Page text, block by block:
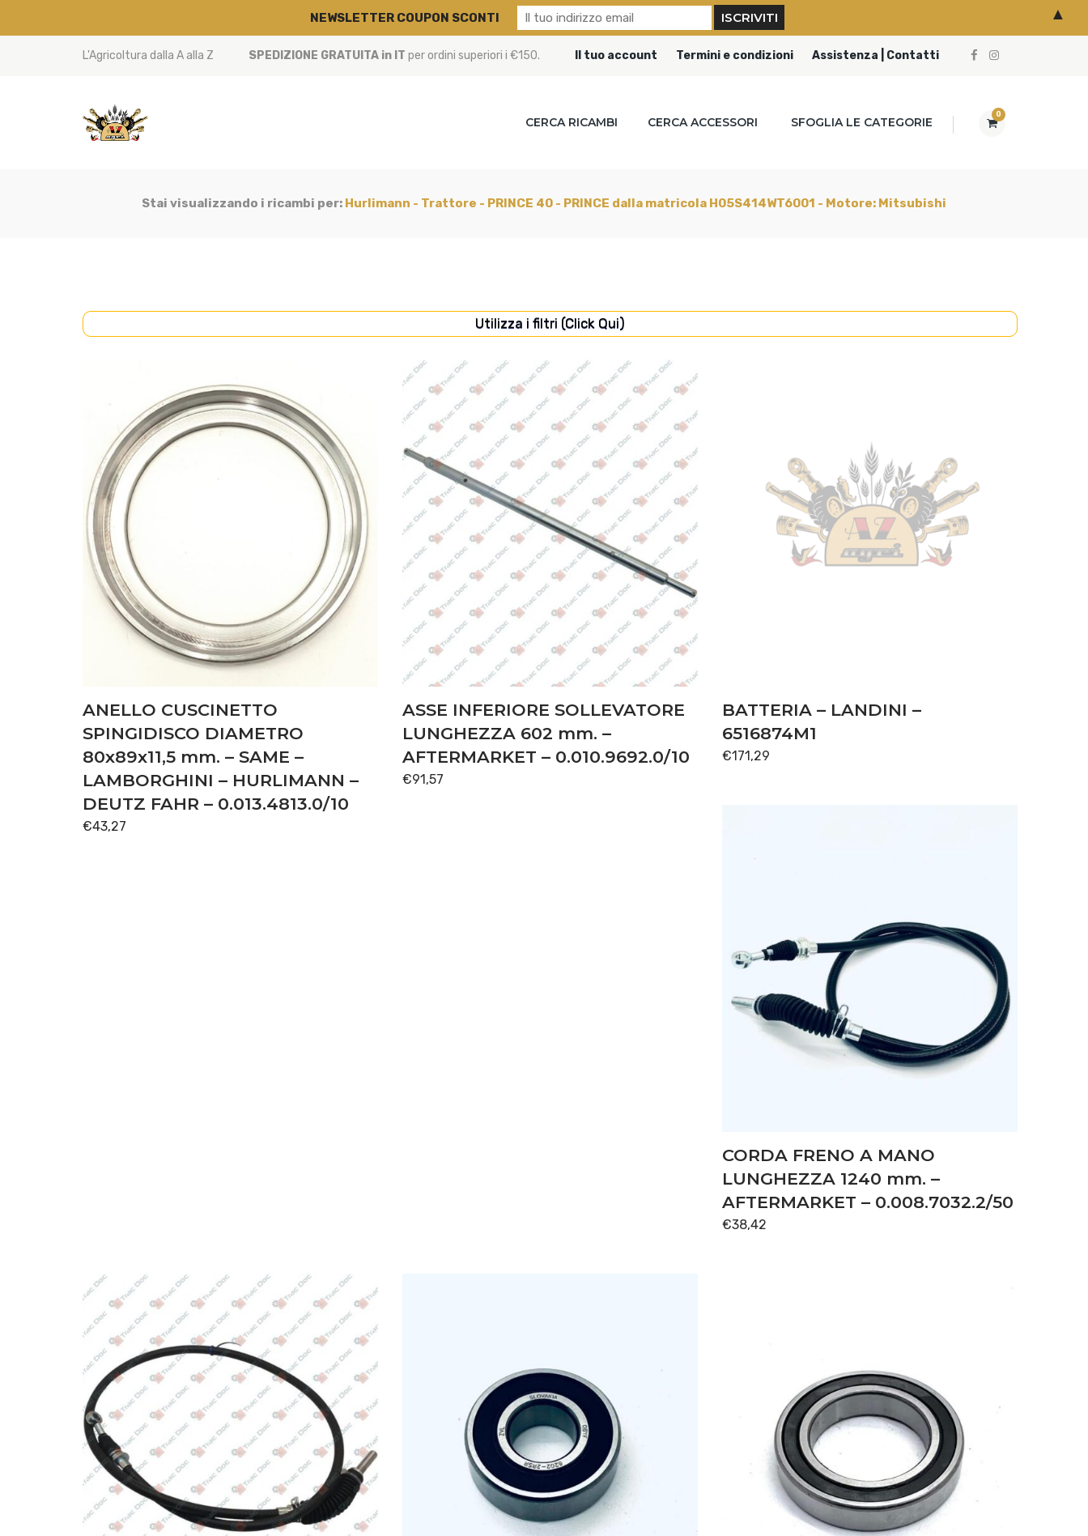
L'Agricoltura dalla A alla Z SPEDIZIONE GRATUITA in IT per ordini superiori i €150. Il tuo account Termini e condizioni Assistenza | Contatti
0
CERCA RICAMBI CERCA ACCESSORI SFOGLIA LE CATEGORIE
Stai visualizzando i ricambi per: Hurlimann - Trattore - PRINCE 40 - PRINCE dalla matricola H05S414WT6001 - Motore: Mitsubishi
Utilizza i filtri (Click Qui)
CARROZZERIA(10)
DISCHI FRIZIONE(6)
FILTRI (44)
FRENI
IMPIANTO ELETTRICO
IMPIANTO IDRAULICO
LUBRIFICAZIONE
MOTORE(94)
(14)
SOLLEVATORE (18)
TRASMISSIONE(54)
Disponibile
ANELLO CUSCINETTO
SPINGIDISCO DIAMETRO
80x89x11,5 mm. – SAME –
LAMBORGHINI – HURLIMANN –
DEUTZ FAHR – 0.013.4813.0/10
€43,27
ASSE INFERIORE SOLLEVATORE
LUNGHEZZA 602 mm. –
AFTERMARKET – 0.010.9692.0/10
€91,57
BATTERIA – LANDINI –
6516874M1
€171,29
CORDA FRENO A MANO
LUNGHEZZA 1240 mm. –
AFTERMARKET – 0.008.7032.2/50
€38,42
NEWSLETTER COUPON SCONTI ▲